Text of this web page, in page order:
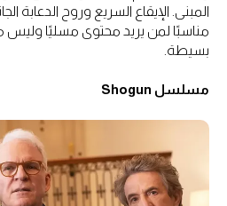
المبنى. الإيقاع السريع وروح الدعابة
مناسبًا لمن يريد محتوى مسليًا
بسيطة.
مسلسل Shogun